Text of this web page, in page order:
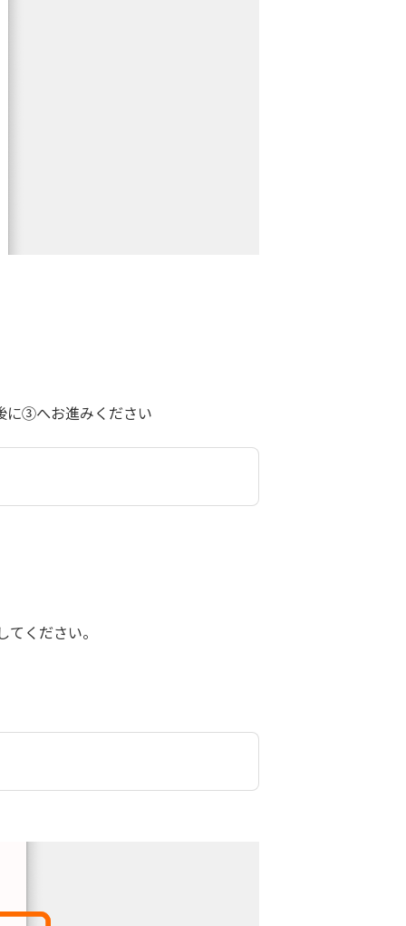
に③へお進みください
ください。